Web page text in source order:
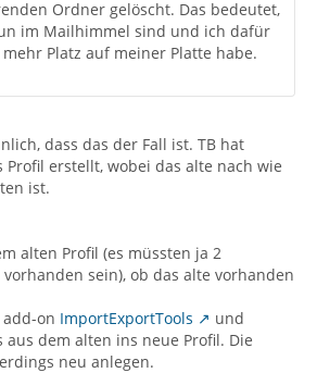
Ordner gelöscht. Das bedeutet,
im Mailhimmel sind und ich dafür
Platz auf meiner Platte habe.
dass das der Fall ist. TB hat
Profil erstellt, wobei das alte nach wie
ist.
alten Profil (es müssten ja 2
sein), ob das alte vorhanden
on ImportExportTools
und
dem alten ins neue Profil. Die
neu anlegen.